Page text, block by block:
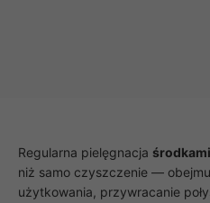
Regularna pielęgnacja
niż samo czyszczenie —
użytkowania, przywracanie